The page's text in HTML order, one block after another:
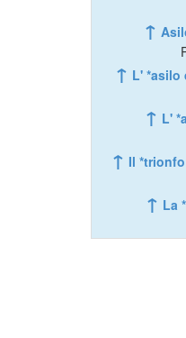
↑
↑ L' *asilo
↑ L'
↑ Il
↑ La